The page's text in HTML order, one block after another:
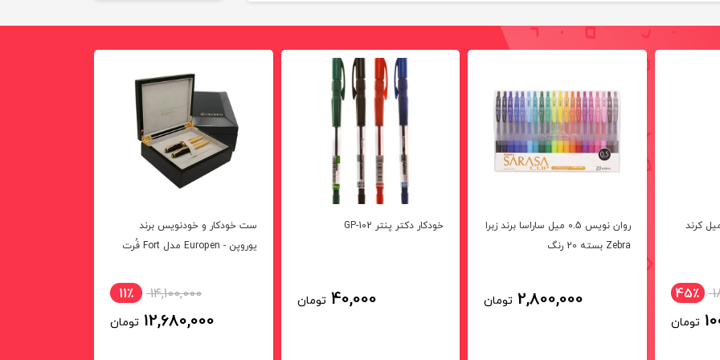
روان نویس 0.7 میل کرند
45٪
تومان
روان نویس 0.5 میل ساراسا برند زبرا
Zebra بسته 20 رنگ
2,800,000 تومان
خودکار دکتر پنتر GP-102
40,000 تومان
ست خودکار و خودنویس برند
یوروپن - Europen مدل Fort فُرت
14,100,000 11٪
12,680,000 تومان